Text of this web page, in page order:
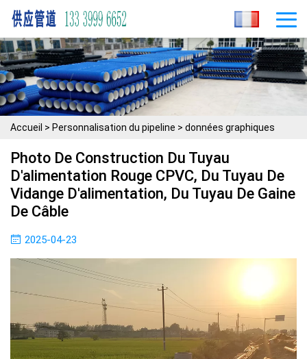
Accueil > Personnalisation du pipeline > données graphiques
Photo De Construction Du Tuyau
D'alimentation Rouge CPVC, Du Tuyau De
Vidange D'alimentation, Du Tuyau De Gaine
De Câble
2025-04-23